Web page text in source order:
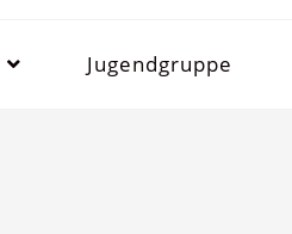
Jugendgruppe